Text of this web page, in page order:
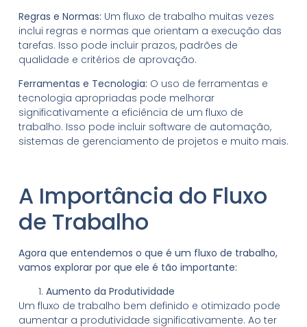
Regras e Normas: Um fluxo de trabalho muitas vezes
inclui regras e normas que orientam a execução das
tarefas. Isso pode incluir prazos, padrões de
qualidade e critérios de aprovação.
Ferramentas e Tecnologia: O uso de ferramentas e
tecnologia apropriadas pode melhorar
significativamente a eficiência de um fluxo de
trabalho. Isso pode incluir software de automação,
sistemas de gerenciamento de projetos e muito mais.
A Importância do Fluxo
de Trabalho
Agora que entendemos o que é um fluxo de trabalho,
vamos explorar por que ele é tão importante:
Aumento da Produtividade
Um fluxo de trabalho bem definido e otimizado pode
aumentar a produtividade significativamente. Ao ter